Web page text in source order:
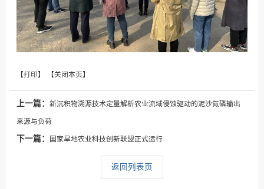
上一篇：新沉积物溯源技术定量解析农业流域侵蚀驱动的泥沙氮磷输出
来源与负荷
下一篇： 国家旱地农业科技创新联盟正式运行
返回列表页